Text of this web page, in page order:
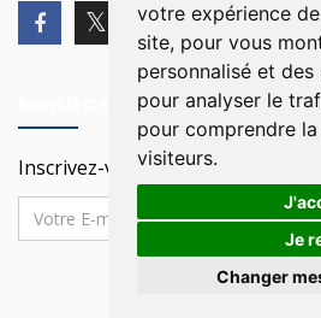
votre expérience
site, pour vous
personnalisé et
pour analyser le
pour comprendre
visiteurs.
Je
Changer
Inscrivez-vous à notre Newsletter